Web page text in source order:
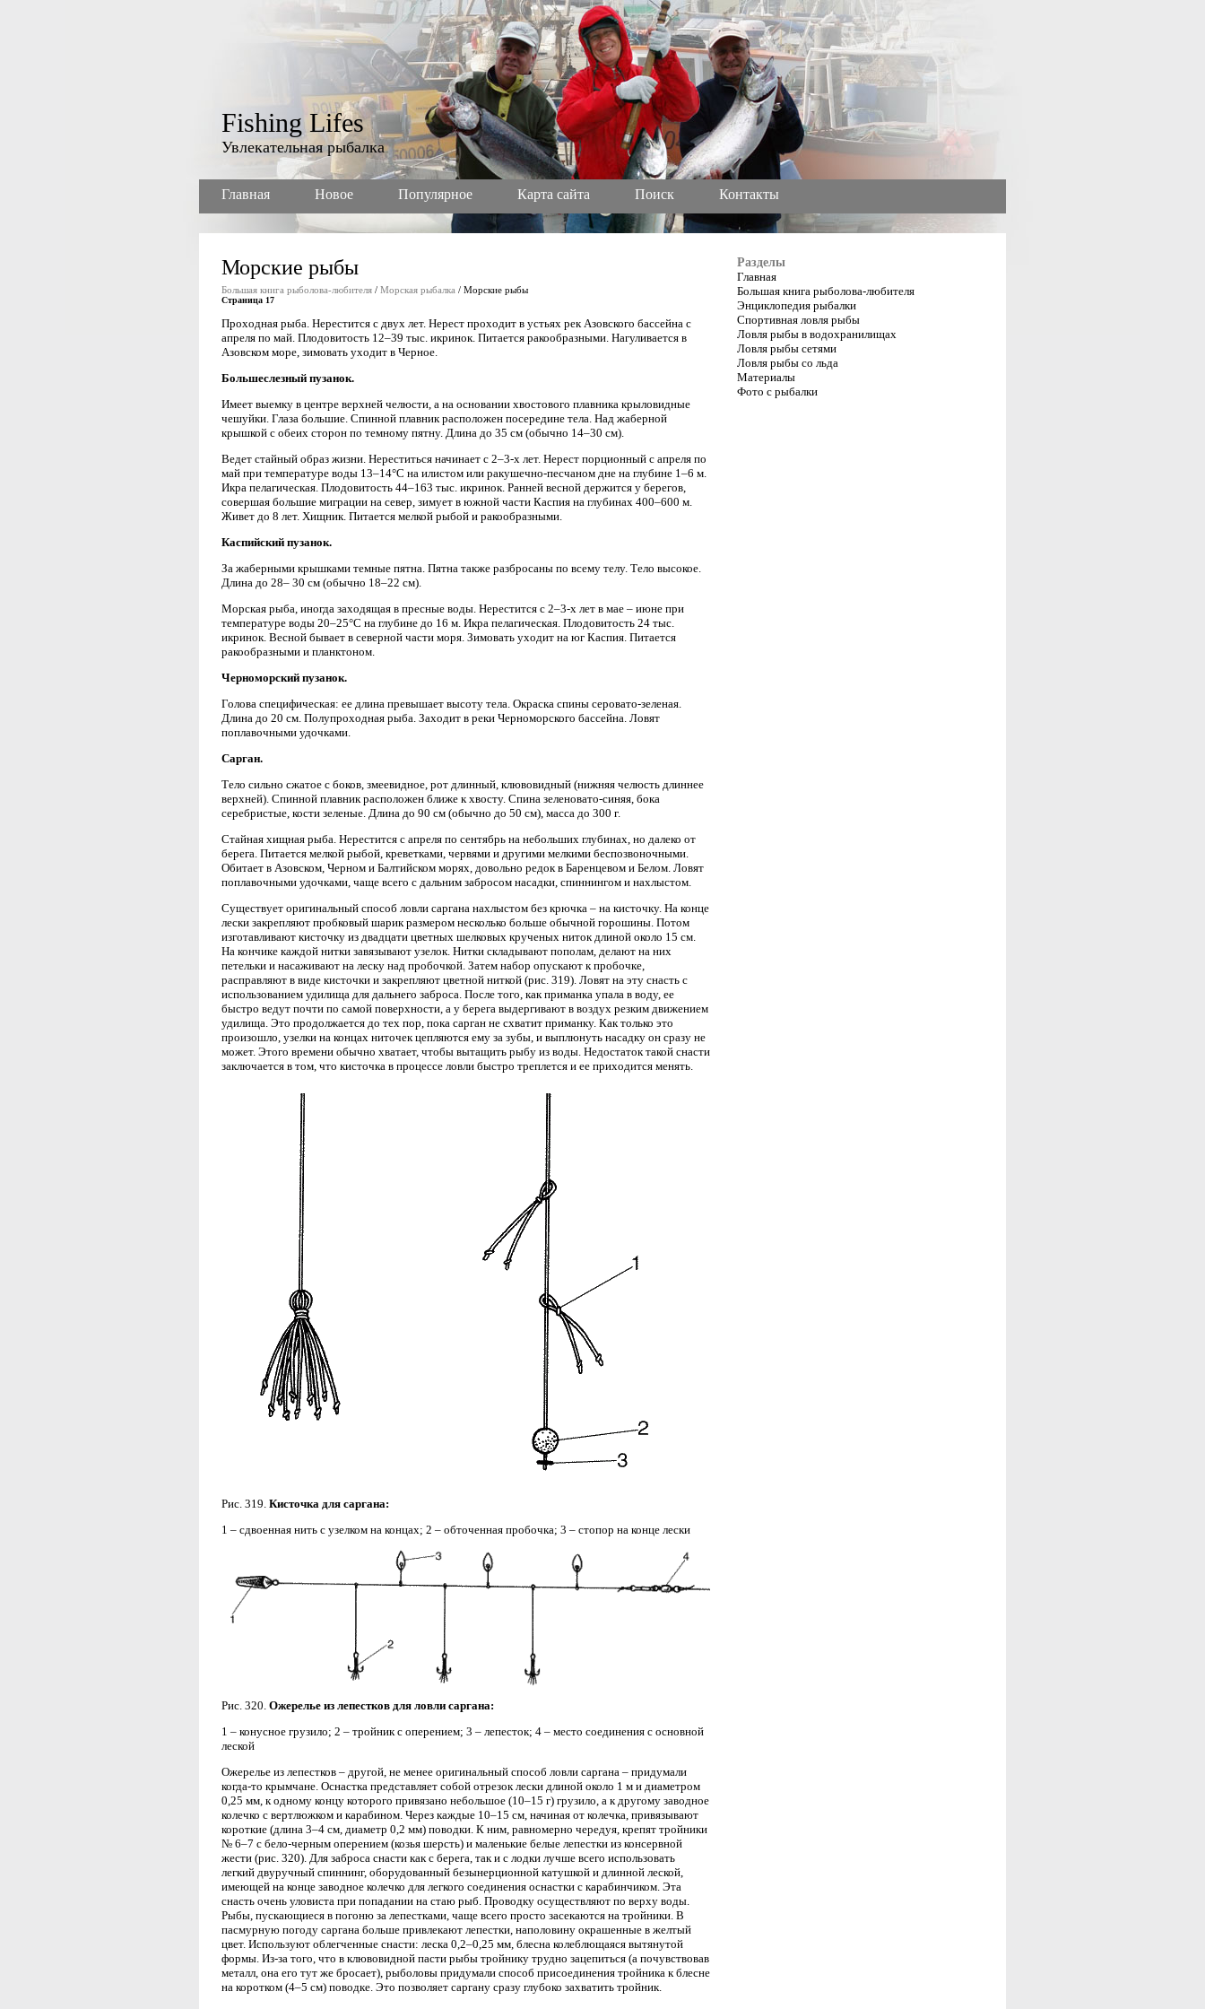
Fishing Lifes
Увлекательная рыбалка
Главная Новое Популярное Карта сайта Поиск Контакты
Морские рыбы
Большая книга рыболова-любителя / Морская рыбалка / Морские рыбы
Страница 17
Проходная рыба. Нерестится с двух лет. Нерест проходит в устьях рек Азовского бассейна с
апреля по май. Плодовитость 12–39 тыс. икринок. Питается ракообразными. Нагуливается в
Азовском море, зимовать уходит в Черное.
Большеслезный пузанок.
Имеет выемку в центре верхней челюсти, а на основании хвостового плавника крыловидные
чешуйки. Глаза большие. Спинной плавник расположен посередине тела. Над жаберной
крышкой с обеих сторон по темному пятну. Длина до 35 см (обычно 14–30 см).
Ведет стайный образ жизни. Нереститься начинает с 2–3-х лет. Нерест порционный с апреля по
май при температуре воды 13–14°С на илистом или ракушечно-песчаном дне на глубине 1–6 м.
Икра пелагическая. Плодовитость 44–163 тыс. икринок. Ранней весной держится у берегов,
совершая большие миграции на север, зимует в южной части Каспия на глубинах 400–600 м.
Живет до 8 лет. Хищник. Питается мелкой рыбой и ракообразными.
Каспийский пузанок.
За жаберными крышками темные пятна. Пятна также разбросаны по всему телу. Тело высокое.
Длина до 28– 30 см (обычно 18–22 см).
Морская рыба, иногда заходящая в пресные воды. Нерестится с 2–3-х лет в мае – июне при
температуре воды 20–25°С на глубине до 16 м. Икра пелагическая. Плодовитость 24 тыс.
икринок. Весной бывает в северной части моря. Зимовать уходит на юг Каспия. Питается
ракообразными и планктоном.
Черноморский пузанок.
Голова специфическая: ее длина превышает высоту тела. Окраска спины серовато-зеленая.
Длина до 20 см. Полупроходная рыба. Заходит в реки Черноморского бассейна. Ловят
поплавочными удочками.
Сарган.
Тело сильно сжатое с боков, змеевидное, рот длинный, клювовидный (нижняя челюсть длиннее
верхней). Спинной плавник расположен ближе к хвосту. Спина зеленовато-синяя, бока
серебристые, кости зеленые. Длина до 90 см (обычно до 50 см), масса до 300 г.
Стайная хищная рыба. Нерестится с апреля по сентябрь на небольших глубинах, но далеко от
берега. Питается мелкой рыбой, креветками, червями и другими мелкими беспозвоночными.
Обитает в Азовском, Черном и Балтийском морях, довольно редок в Баренцевом и Белом. Ловят
поплавочными удочками, чаще всего с дальним забросом насадки, спиннингом и нахлыстом.
Существует оригинальный способ ловли саргана нахлыстом без крючка – на кисточку. На конце
лески закрепляют пробковый шарик размером несколько больше обычной горошины. Потом
изготавливают кисточку из двадцати цветных шелковых крученых ниток длиной около 15 см.
На кончике каждой нитки завязывают узелок. Нитки складывают пополам, делают на них
петельки и насаживают на леску над пробочкой. Затем набор опускают к пробочке,
расправляют в виде кисточки и закрепляют цветной ниткой (рис. 319). Ловят на эту снасть с
использованием удилища для дальнего заброса. После того, как приманка упала в воду, ее
быстро ведут почти по самой поверхности, а у берега выдергивают в воздух резким движением
удилища. Это продолжается до тех пор, пока сарган не схватит приманку. Как только это
произошло, узелки на концах ниточек цепляются ему за зубы, и выплюнуть насадку он сразу не
может. Этого времени обычно хватает, чтобы вытащить рыбу из воды. Недостаток такой снасти
заключается в том, что кисточка в процессе ловли быстро треплется и ее приходится менять.
Рис. 319. Кисточка для саргана:
1 – сдвоенная нить с узелком на концах; 2 – обточенная пробочка; 3 – стопор на конце лески
Рис. 320. Ожерелье из лепестков для ловли саргана:
1 – конусное грузило; 2 – тройник с оперением; 3 – лепесток; 4 – место соединения с основной
леской
Ожерелье из лепестков – другой, не менее оригинальный способ ловли саргана – придумали
когда-то крымчане. Оснастка представляет собой отрезок лески длиной около 1 м и диаметром
0,25 мм, к одному концу которого привязано небольшое (10–15 г) грузило, а к другому заводное
колечко с вертлюжком и карабином. Через каждые 10–15 см, начиная от колечка, привязывают
короткие (длина 3–4 см, диаметр 0,2 мм) поводки. К ним, равномерно чередуя, крепят тройники
№ 6–7 с бело-черным оперением (козья шерсть) и маленькие белые лепестки из консервной
жести (рис. 320). Для заброса снасти как с берега, так и с лодки лучше всего использовать
легкий двуручный спиннинг, оборудованный безынерционной катушкой и длинной леской,
имеющей на конце заводное колечко для легкого соединения оснастки с карабинчиком. Эта
снасть очень уловиста при попадании на стаю рыб. Проводку осуществляют по верху воды.
Рыбы, пускающиеся в погоню за лепестками, чаще всего просто засекаются на тройники. В
пасмурную погоду саргана больше привлекают лепестки, наполовину окрашенные в желтый
цвет. Используют облегченные снасти: леска 0,2–0,25 мм, блесна колеблющаяся вытянутой
формы. Из-за того, что в клювовидной пасти рыбы тройнику трудно зацепиться (а почувствовав
металл, она его тут же бросает), рыболовы придумали способ присоединения тройника к блесне
на коротком (4–5 см) поводке. Это позволяет саргану сразу глубоко захватить тройник.
Разделы
Главная
Большая книга рыболова-любителя
Энциклопедия рыбалки
Спортивная ловля рыбы
Ловля рыбы в водохранилищах
Ловля рыбы сетями
Ловля рыбы со льда
Материалы
Фото с рыбалки